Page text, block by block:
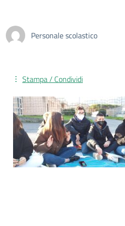
Personale scolastico
Stampa / Condividi